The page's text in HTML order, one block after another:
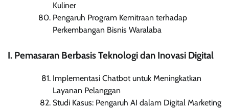
Kuliner
Pengaruh Program Kemitraan terhadap
Perkembangan Bisnis Waralaba
I. Pemasaran Berbasis Teknologi dan Inovasi Digital
Implementasi Chatbot untuk Meningkatkan
Layanan Pelanggan
Studi Kasus: Pengaruh AI dalam Digital Marketing